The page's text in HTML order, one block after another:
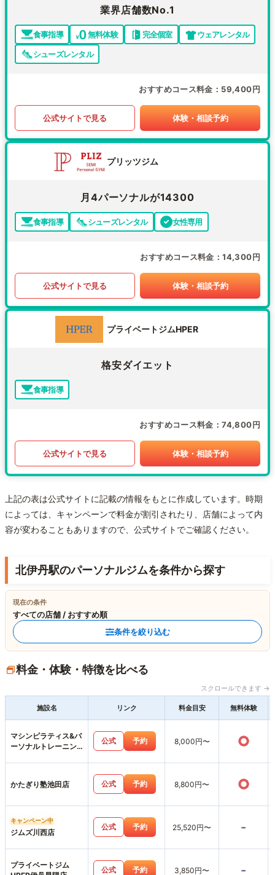
業界店舗数No.1
食事指導 無料体験 完全個室
ウェアレンタル
シューズレンタル
おすすめコース料金 59,400円
公式サイトで見る 体験・相談予約
プリッツジム
月4パーソナルが14300
食事指導 シューズレンタル 女性専用
おすすめコース料金 14,300円
公式サイトで見る 体験・相談予約
プライベートジムHPER
格安ダイエット
食事指導
おすすめコース料金 74,800円
公式サイトで見る 体験・相談予約
上記の表は公式サイトに記載の情報をもとに作成しています。時期
によっては、キャンペーンで料金が割引されたり、店舗によって内
容が変わることもありますので、公式サイトでご確認ください。
北伊丹駅のパーソナルジムを条件から探す
現在の条件
すべての店舗 / おすすめ順
条件を絞り込む
料金・体験・特徴を比べる
スクロールできます →
施設名 リンク 料金目安 無料体験
マシンピラティス&パ
ーソナルトレーニン
公式 予約 8,000円〜 ○
かたぎり塾池田店 公式 予約 8,800円〜 ○
キャンペーン中
ジムズ川西店
公式 予約 25,520円〜 -
プライベートジム
公式 予約 3,850円〜 -